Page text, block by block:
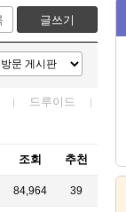
글쓰기
드루이드
조회 추천
84,964 39